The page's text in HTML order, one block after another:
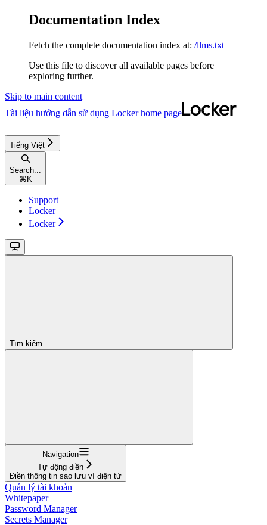
Documentation Index
Fetch the complete documentation index at: /llms.txt
Use this file to discover all available pages before
exploring further.
Skip to main content
Tài liệu hướng dẫn sử dụng Lockerhome page
Tiếng Việt
Search...
⌘ K
Support
Locker
Locker
Tìm kiếm...
Navigation
Tự động điền
Điền thông tin sao lưu ví điện tử
Quản lý tài khoản
Whitepaper
Password Manager
Secrets Manager